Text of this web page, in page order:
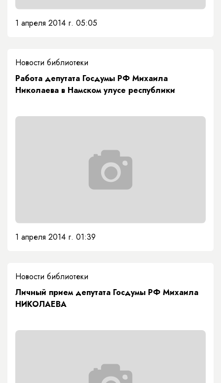
1 апреля 2014 г. 05:05
Новости библиотеки
Работа депутата Госдумы РФ Михаила
Николаева в Намском улусе республики
1 апреля 2014 г. 01:39
Новости библиотеки
Личный прием депутата Госдумы РФ Михаила
НИКОЛАЕВА